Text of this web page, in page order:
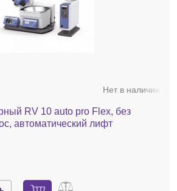
Нет в наличии
RV 10 auto pro Flex, без
автоматический лифт